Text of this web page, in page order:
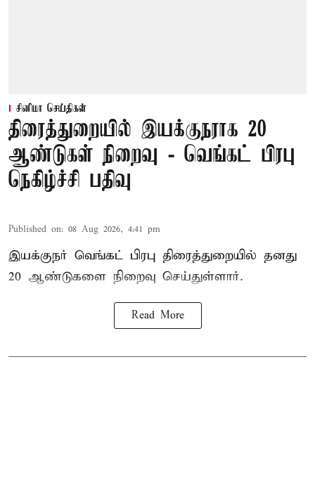
சினிமா செய்திகள்
திரைத்துறையில் இயக்குநராக 20
ஆண்டுகள் நிறைவு - வெங்கட் பிரபு
நெகிழ்ச்சி பதிவு
Published on: 08 Aug 2026, 4:41 pm
இயக்குநர் வெங்கட் பிரபு திரைத்துறையில் தனது
20 ஆண்டுகளை நிறைவு செய்துள்ளார்.
Read More